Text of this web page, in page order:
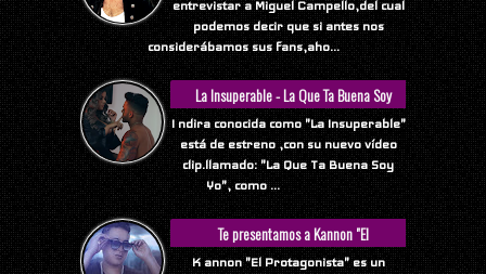
entrevistar a Miguel Campello,del cual
podemos decir que si antes nos
considerábamos sus fans,aho...
La Insuperable - La Que Ta Buena Soy
Yo
I ndira conocida como "La Insuperable"
está de estreno ,con su nuevo vídeo
clip.llamado: "La Que Ta Buena Soy
Yo", como ...
Te presentamos a Kannon "El
Protagonista"
K annon "El Protagonista" es un